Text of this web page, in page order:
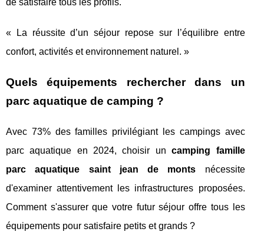
de satisfaire tous les profils.
« La réussite d’un séjour repose sur l’équilibre entre
confort, activités et environnement naturel. »
Quels équipements rechercher dans un
parc aquatique de camping ?
Avec 73% des familles privilégiant les campings avec
parc aquatique en 2024, choisir uncamping famille
parc aquatique saint jean de monts nécessite
d'examiner attentivement les infrastructures proposées.
Comment s'assurer que votre futur séjour offre tous les
équipements pour satisfaire petits et grands ?